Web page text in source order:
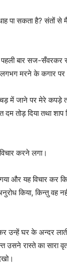
पा सकता है? संतों
बार सज-
मरने के कगार पर
में जाने पर मेरे
तोड़ दिया तथा शाप
करने लगा।
यह विचार कर कि
किया, किन्तु वह
उन्हें घर के अन्दर
रास्ते का सारा